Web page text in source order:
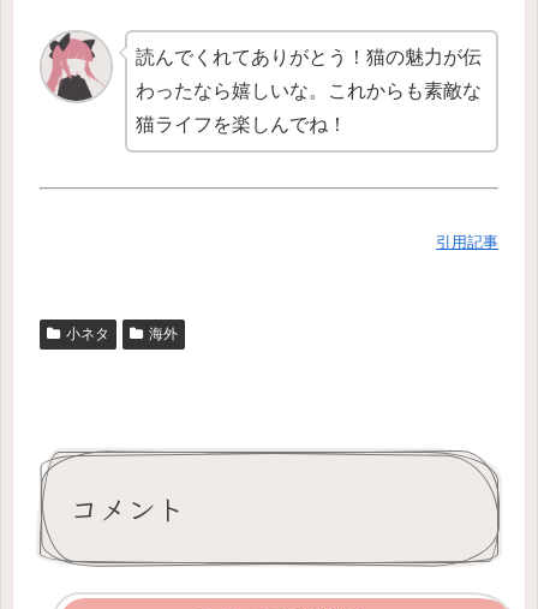
読んでくれてありがとう！猫の魅力が伝
わったなら嬉しいな。これからも素敵な
猫ライフを楽しんでね！
引用記事
小ネタ 海外
コメント